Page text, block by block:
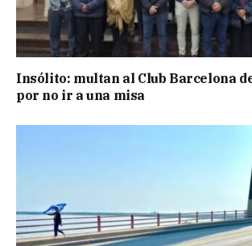
Insólito: multan al Club Barcelona
por no ir a una misa